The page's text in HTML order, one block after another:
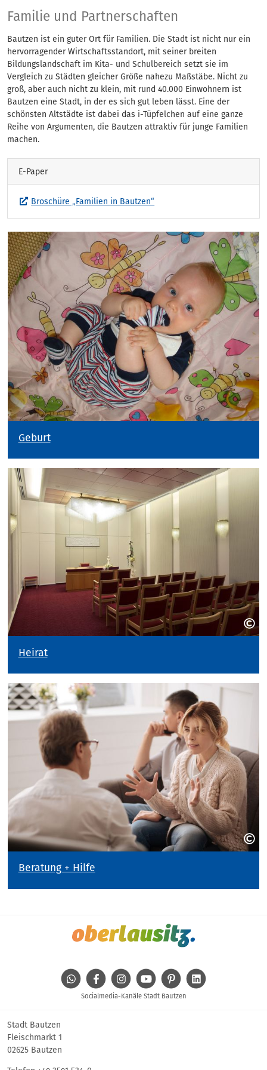
Familie +
Familie und Partnerschaften
Bautzen ist ein guter Ort für Familien. Die Stadt ist nicht nur ein
hervorragender Wirtschaftsstandort, mit seiner breiten
Bildungslandschaft im Kita- und Schulbereich setzt sie im
Vergleich zu Städten gleicher Größe nahezu Maßstäbe. Nicht zu
groß, aber auch nicht zu klein, mit rund 40.000 Einwohnern ist
Bautzen eine Stadt, in der es sich gut leben lässt. Eine der
schönsten Altstädte ist dabei das i-Tüpfelchen auf eine ganze
Reihe von Argumenten, die Bautzen attraktiv für junge Familien
machen.
E-Paper
Broschüre „Familien in Bautzen“
Geburt
Heirat
Beratung + Hilfe
WhatsAppFacebookInstagramYoutube Pinterest
Socialmedia-Kanäle Stadt Bautzen
Stadt Bautzen
Fleischmarkt 1
02625 Bautzen